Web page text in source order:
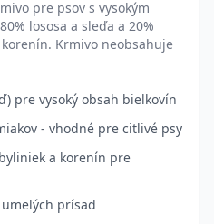
pre psov s vysokým
lososa a sleďa a 20%
Krmivo neobsahuje
pre vysoký obsah bielkovín
- vhodné pre citlivé psy
a korenín pre
prísad